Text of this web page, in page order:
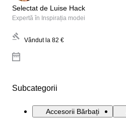
Selectat de Luise Hack
Expertă în Inspirația modei
Vândut la 82 €
Subcategorii
Accesorii Bărbați